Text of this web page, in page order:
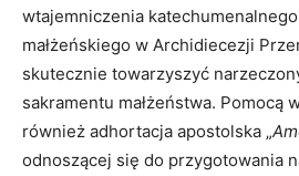
wtajemniczenia
małżeńskiego w Archidiecezji
skutecznie towarzyszyć
sakramentu małżeństwa. Pomocą
również adhortacja apostolska „
odnoszącej się do przygotowania